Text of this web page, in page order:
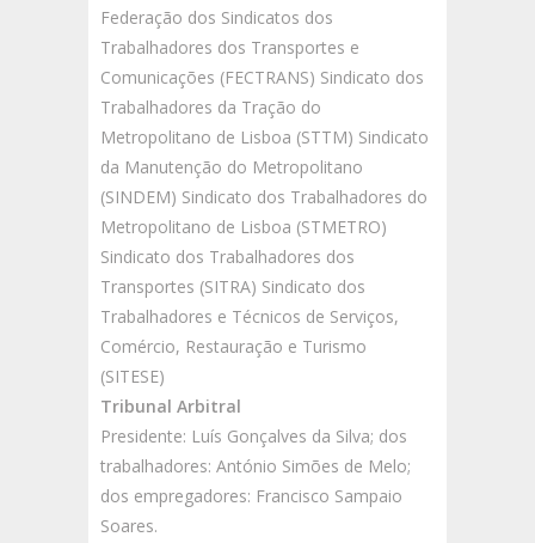
Federação dos Sindicatos dos
Trabalhadores dos Transportes e
Comunicações (FECTRANS) Sindicato dos
Trabalhadores da Tração do
Metropolitano de Lisboa (STTM) Sindicato
da Manutenção do Metropolitano
(SINDEM) Sindicato dos Trabalhadores do
Metropolitano de Lisboa (STMETRO)
Sindicato dos Trabalhadores dos
Transportes (SITRA) Sindicato dos
Trabalhadores e Técnicos de Serviços,
Comércio, Restauração e Turismo
(SITESE)
Tribunal Arbitral
Presidente: Luís Gonçalves da Silva; dos
trabalhadores: António Simões de Melo;
dos empregadores: Francisco Sampaio
Soares.